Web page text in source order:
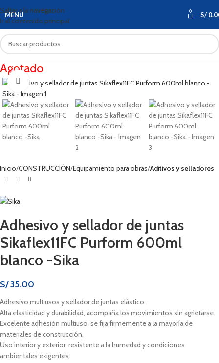
Saltar a la navegación
Ir al contenido principal
MENÚ 0 S/
Agotado
Haga clic para ampliar
Inicio CONSTRUCCIÓN Equipamiento para obras Aditivos y selladores
Adhesivo y sellador de juntas
Sikaflex11FC Purform 600ml
blanco -Sika
S/35.00
Adhesivo multiusos y sellador de juntas elástico.
Alta elasticidad y durabilidad, acompaña los movimientos sin agrietarse.
Excelente adhesión multiuso, se fija firmemente a la mayoría de
materiales de construcción.
Uso interior y exterior, resistente a la humedad y condiciones
ambientales exigentes.